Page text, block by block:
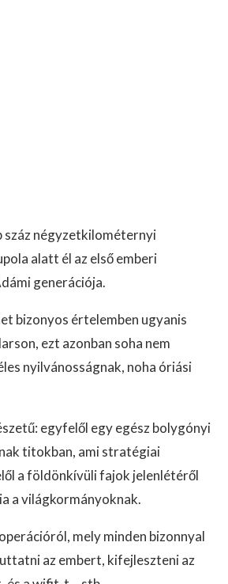
száz négyzetkilométernyi
alatt él az első emberi
generációja.
bizonyos értelemben ugyanis
ezt azonban soha nem
nyilvánosságnak, noha óriási
egyfelől egy egész bolygónyi
titokban, ami stratégiai
a földönkívüli fajok jelenlétéről
a világkormányoknak.
mely minden bizonnyal
az embert, kifejleszteni az